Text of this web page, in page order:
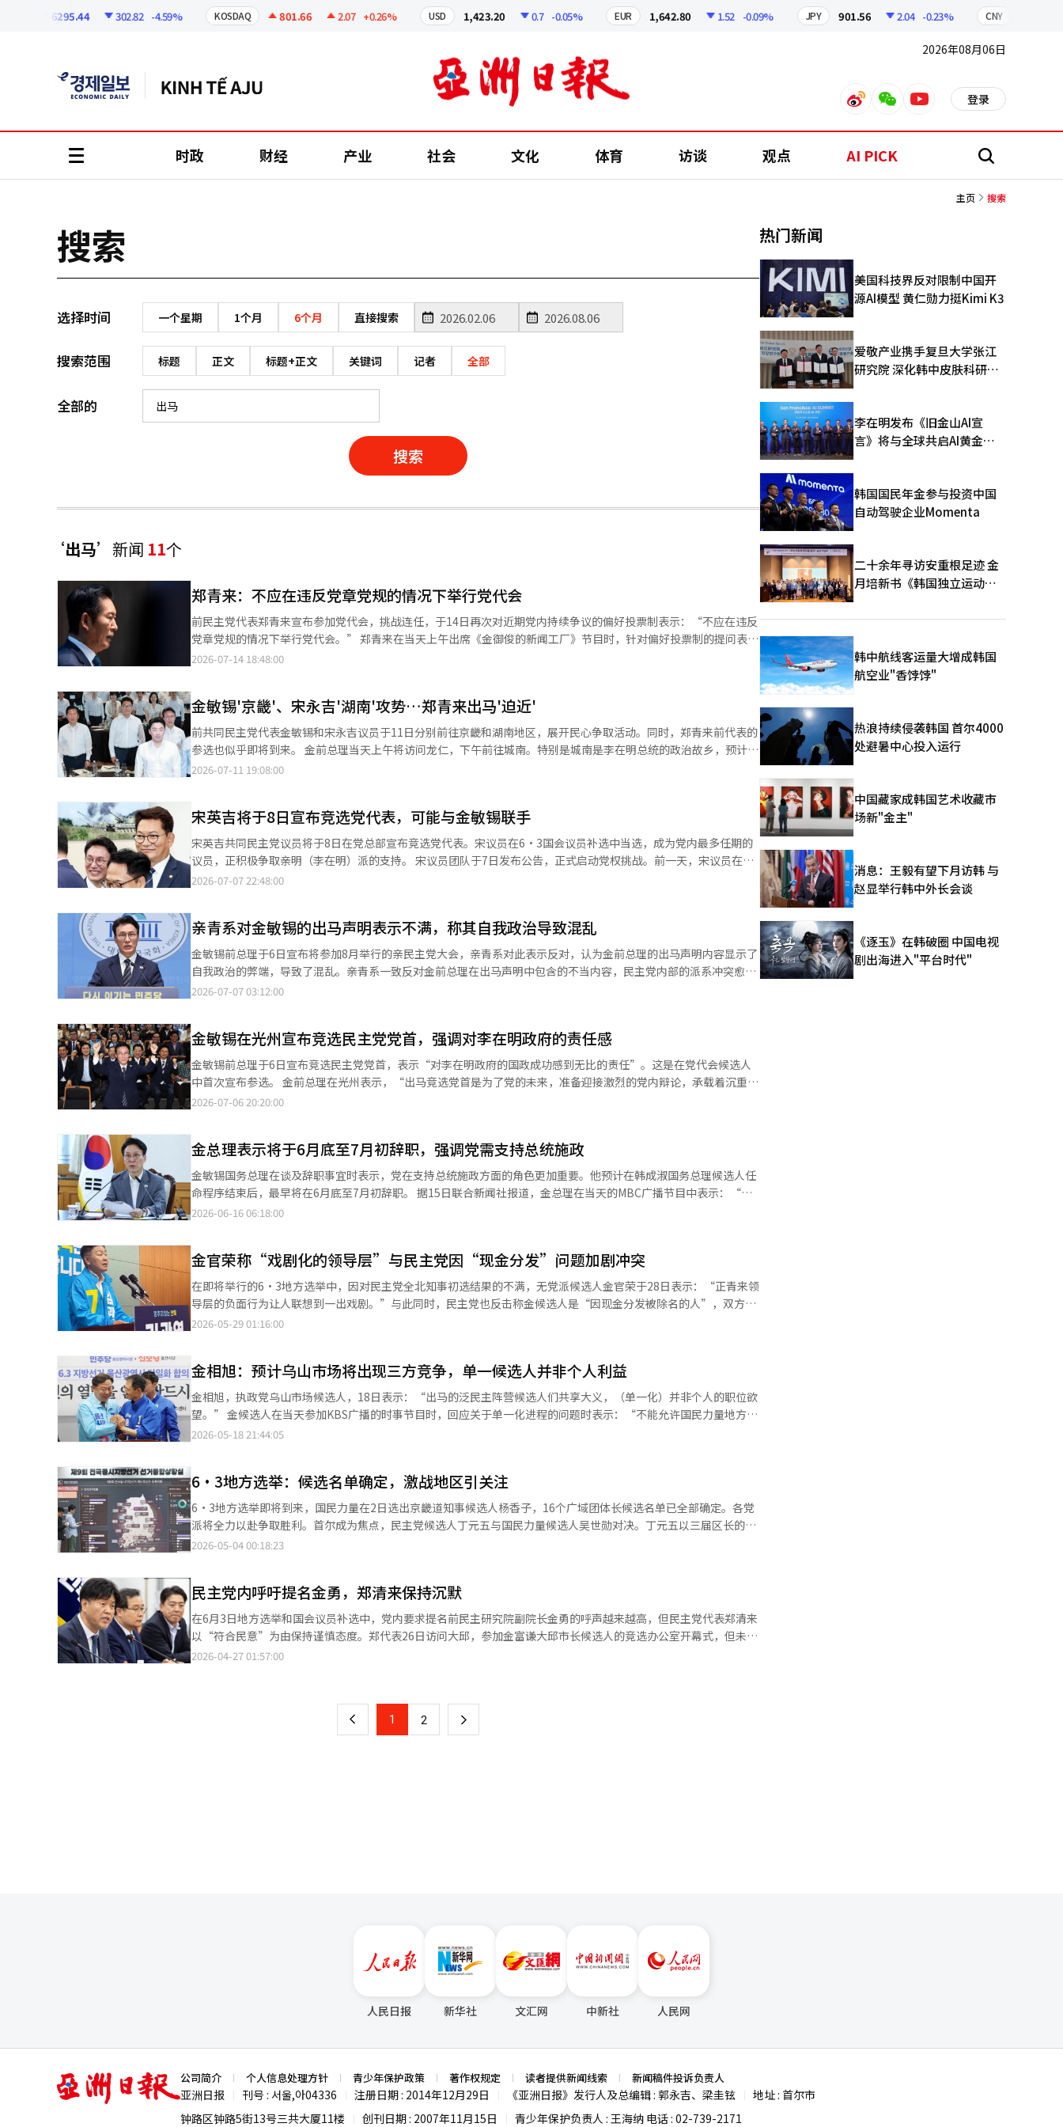
6295.44 302.82 -4.59% KOSDAQ 801.66 2.07 +0.26% USD 1,423.20 0.7 -0.05% EUR 1,642.80 1.52 -0.09% JPY 901.56 2.04 -0.23% CNY
2026年08月06日
weiboweixinyoutube 登录
时政 财经 产业 社会 文化 体育 访谈 观点 AI PICK 搜
主页 搜索
搜索
选择时间 一个星期 1个月 6个月 直接搜索
搜索范围 标题 正文 标题+正文 关键词 记者 全部
全部的
搜索
‘出马’ 新闻 11个
郑青来：不应在违反党章党规的情况下举行党代会
前民主党代表郑青来宣布参加党代会，挑战连任，于14日再次对近期党内持续争议的偏好投票制表示：“不应在违反
党章党规的情况下举行党代会。” 郑青来在当天上午出席《金御俊的新闻工厂》节目时，针对偏好投票制的提问表
示：“如果在这种情况下举行党代会，原告无效诉讼被采纳的可能性很大。在存在这种风险的情况下，不应举行党代
马声明中曾表示：“我将始终支持李在明总统。”他当天也强调了与李总统的关系。 郑青来表示：“在李总统成为总
统之前，我们之间有很多交流，关系非常深厚。我希望这个政府能够成功。如果成功的话，愿意始终支持李总统的人
就是我，郑青来。” 同时，郑青来与竞争对手前总理金敏锡之间的神经战也在持续。 针对金敏锡声称“郑青来推动
与祖国创新党的合并，进行个人政治，导致党政合作混乱”的指控，郑青来反击道：“脱党后帮助他党候选人无党派
出马的人才是个人政治。党政之间没有错位，取得了许多立法成果。” 另外，郑青来表示：“我是一心一意的民主党
生涯，也打算在民主党结束我的政治生涯。我将只关注党心，继续前行。希望党员们也能支持郑青来。”※ 本报道经
人工智能（AI）系统翻译与编辑。
2026-07-14 18:48:00
金敏锡'京畿'、宋永吉'湖南'攻势…郑青来出马'迫近'
前共同民主党代表金敏锡和宋永吉议员于11日分别前往京畿和湖南地区，展开民心争取活动。同时，郑青来前代表的
参选也似乎即将到来。 金前总理当天上午将访问龙仁，下午前往城南。特别是城南是李在明总统的政治故乡，预计将
突出其亲李派候选人的身份。他还计划举行青年座谈会。考虑到最近民主党青年支持率的下降，这被解读为他试图赢
局势。 此次党大会将于下月17日在大田举行。包括金前总理和宋议员在内的高敏贞议员和金宝美前康津县议会议长
已宣布参选。 与此同时，亲李派的金前总理和宋议员可能会联手以制衡有力参选的郑前代表。最近，党内亲李派与亲
青派之间的冲突加剧。 此外，郑前代表的参选也被认为即将到来。候选人注册将于16日起进行两天，预计他将很快
宣布参选。 郑前代表日前出席了在全州举行的全北党务委员会会议，显示出实际候选人的动向。在该活动中，他与金
前总理以党代表候选人的身份获得发言机会，并展开了神经战。 金前总理表示：“在6·3地方选举过程中，虽然经
我们成功选出了地方首长，并在14个基础自治团体中获胜。地方议员的选举也100%当选。” 民主党在地方选举的初
选过程中，因金官英前全北省知事涉嫌散布金钱而立即将其开除，但金前知事对此决定表示反对，选择无党派参选。
相反，李元泽前全北省知事尽管面临餐费报销的指控，仍完成了初选并击败了安浩永议员。对此，安议员在初选过程
中对李知事的党内监察结果表示不满，曾进行绝食抗议，最终被送往急救室接受治疗。 对此，部分人士对公正性提出
质疑。李知事被视为亲青派，而金前知事和安议员则被归类为亲李派，最高委员会在讨论处分时，郑前代表的影响力
2026-07-11 19:08:00
宋英吉将于8日宣布竞选党代表，可能与金敏锡联手
宋英吉共同民主党议员将于8日在党总部宣布竞选党代表。宋议员在6·3国会议员补选中当选，成为党内最多任期的
议员，正积极争取亲明（李在明）派的支持。 宋议员团队于7日发布公告，正式启动党权挑战。前一天，宋议员在国
会国防委员会全体会议上举起竞选宣言的画面被拍到，外界普遍认为其出马已成定局。宋议员的出马将与已表态参选
选前形成联盟，以共同制衡郑前代表。 值得一提的是，此次党大会将引入一人一票制、加权投票和决选制等新变化，
这些都被视为变数。党大会的巡回日程从郑前代表的故乡——忠清地区开始，引发了公正性争议。 ※ 本报道经人工智
能（AI）系统翻译与编辑。
2026-07-07 22:48:00
亲青系对金敏锡的出马声明表示不满，称其自我政治导致混乱
金敏锡前总理于6日宣布将参加8月举行的亲民主党大会，亲青系对此表示反对，认为金前总理的出马声明内容显示了
自我政治的弊端，导致了混乱。亲青系一致反对金前总理在出马声明中包含的不当内容，民主党内部的派系冲突愈发
明显。 据政治界消息，金前总理在宣布参选后，部分亲青系人士对其出马声明内容表示不满。 曾任前代表郑青来时
党员和民众的支持。然而，出马的第一时间却列举了时代错位和脱离现实的言论，令人失望。” 李成允议员也表示，
原本期待金前总理在出马声明中谈及民主党及李在明政府的未来愿景和政策，但却只是指责他人，称这种出马声明令
人感到遗憾。他反问道：“这种指责他人的做法，实际上不是金前总理自己所说的‘自我政治的弊端’和‘党与政府
合作混乱’吗？” 他还批评金前总理在去年12月3日的紧急状态解除投票中为何未参与，并质疑道：“据说在宣布戒
严前与民主党议员通了电话，那他不应该立即赶到国会吗？”※ 本报道经人工智能（AI）系统翻译与编辑。
2026-07-07 03:12:00
金敏锡在光州宣布竞选民主党党首，强调对李在明政府的责任感
金敏锡前总理于6日宣布竞选民主党党首，表示“对李在明政府的国政成功感到无比的责任”。这是在党代会候选人
中首次宣布参选。 金前总理在光州表示，“出马竞选党首是为了党的未来，准备迎接激烈的党内辩论，承载着沉重的
责任感。”他强调，“李在明政府必须成功，只有这样国家、人民、青年和未来才能生存。” 他还指出，“实现李在
党，强大而胜利的民主党。我将负责做到这一点。”他还表示，“将为国政成功、总选胜利和民主的黄金时代作出回
报。” 另外，预计在8月17日于大田举行的党代会上，金前总理、郑前代表以及宋永吉议员将展开激烈竞争。※ 本报
道经人工智能（AI）系统翻译与编辑。
2026-07-06 20:20:00
金总理表示将于6月底至7月初辞职，强调党需支持总统施政
金敏锡国务总理在谈及辞职事宜时表示，党在支持总统施政方面的角色更加重要。他预计在韩成淑国务总理候选人任
命程序结束后，最早将在6月底至7月初辞职。 据15日联合新闻社报道，金总理在当天的MBC广播节目中表示：“支
持总统的施政并为其成功贡献力量是基本任务”，并认为“将这一任务从内阁转移到党内更为必要和高效”。 金总理
看到她的表现非常出色”，并认为她具备推动民生和经济复苏以及实现人工智能转型所需的能力。 关于是否参选8月
的执政党代表，金总理保持沉默。他表示：“在正式回归后再谈出马与否比较合适。” 对于李在明总统近期对执政党
的“责任”强调，金总理表示：“我认为这是希望执政党中的所有责任人都进行反思。”在被问及对郑青来代表的评
价时，他表示：“他在许多重要角色中付出了努力”，但也指出“选举结果未达到预期，这一点是事实，因此在反思
中将进行评价。” 金总理强调，未来党应当“回顾完美的党政一体化和民生实用扩展的路线，理清方向”。 关于中
单点修宪”的个人看法。 金总理回顾过去一年时表示：“感觉像是在急救室工作”，称这一年是为了国家的复兴而四
处奔波。※ 本报道经人工智能（AI）系统翻译与编辑。
2026-06-16 06:18:00
金官荣称“戏剧化的领导层”与民主党因“现金分发”问题加剧冲突
在即将举行的6·3地方选举中，因对民主党全北知事初选结果的不满，无党派候选人金官荣于28日表示：“正青来领
导层的负面行为让人联想到一出戏剧。”与此同时，民主党也反击称金候选人是“因现金分发被除名的人”，双方的
冲突愈演愈烈。 金候选人的选举对策委员会在当天的评论中指出：“正青来领导层针对金官荣的负面行为令人无法容
李元泽候选人及其背后的正青来领导层。” 关于近期引发争议的金候选人与总统李在明之间的事先沟通传闻，金候选
人反问：“金候选人从未说过与总统通话。究竟是谁在巧妙地利用总统参与选举？” 对此，民主党通过发言人韩敏洙
的评论和秘书长赵承来的记者会作出了强烈反应。 韩发言人在当天的评论中表示：“金候选人所犯的现金分发行为绝
对是严重的违法行为，绝不会消失。请不要再将全北的未来与金候选人的政治赌博相交换。今天就道歉并辞职，才是
对全北民众的责任。” 赵秘书长在当天下午与记者见面时也表示：“金候选人是因现金分发被民主党除名的人，他一
2026-05-29 01:16:00
金相旭：预计乌山市场将出现三方竞争，单一候选人并非个人利益
金相旭，执政党乌山市场候选人，18日表示：“出马的泛民主阵营候选人们共享大义，（单一化）并非个人的职位欲
望。” 金候选人在当天参加KBS广播的时事节目时，回应关于单一化进程的问题时表示：“不能允许国民力量地方政
府延续12·3的残余。” 他指出：“个人利益暂时放下，团结大义的讨论过程是（单一化）的动力。”并表示：“将
表示：“预计下周25日至26日左右能向市民展示市场候选人单一化的结果。” 金候选人此前于14日与黄候选人宣布
了单一化。他表示：“我已请求黄名必和金钟勋三人一起进行选举宣传，他们也同意了。”并表示：“将向市民展示
我们在政策、方向和承诺上的统一。” 关于金斗圭国民力量候选人与朴孟宇无党籍候选人的单一化可能性，金候选人
分析称：“本质上很困难。”他解释道：“朴候选人是为了现政权的问题和国民力量阵营的正常化而参选，如果草率
单一化，将失去参选的理由。” 他还表示：“中途单一化是没有名分的单一化。”并预测乌山市场选举将以三方竞争
力量支持者的最后集结将非常强大。”并表示：“地方报纸等在地区内的实际影响力很大，变量很多。”※ 本报道经
人工智能（AI）系统翻译与编辑。
2026-05-18 21:44:05
6·3地方选举：候选名单确定，激战地区引关注
6·3地方选举即将到来，国民力量在2日选出京畿道知事候选人杨香子，16个广域团体长候选名单已全部确定。各党
派将全力以赴争取胜利。首尔成为焦点，民主党候选人丁元五与国民力量候选人吴世勋对决。丁元五以三届区长的行
政经验为优势，吴世勋则以四届市长的稳定性为卖点。改革新党候选人金正哲和正义党候选人权永国也参与竞选。京
民力量候选人秋庆镐对决，釜山则是民主党候选人田载秀与国民力量候选人朴亨俊的较量。其他地区如仁川、大田、
世宗、忠南、忠北、江原、庆北、庆南、蔚山、全南、全北和济州也有激烈竞争，各党派候选人纷纷出马，争取选民
支持。
2026-05-04 00:18:23
民主党内呼吁提名金勇，郑清来保持沉默
在6月3日地方选举和国会议员补选中，党内要求提名前民主研究院副院长金勇的呼声越来越高，但民主党代表郑清来
以“符合民意”为由保持谨慎态度。郑代表26日访问大邱，参加金富谦大邱市长候选人的竞选办公室开幕式，但未对
金勇的提名发表具体意见。他在22日的最高委员会会议上强调，“所有选举的核心战略是符合民意和胜利的观点”。
领导层对金勇的提名保持沉默。在党领导层谨慎行事的同时，要求提名金勇的党内议员人数不断增加。当天，议员安
浩英在社交媒体上强调，“为了补选胜利，金勇必须出马”。被称为李在明总统心腹的金勇公开要求在此次补选中获
得京畿道安山甲的提名。他前一天在社交媒体上表示，“最近电视节目运气不错，希望提名运气也会到来”。据金勇
2026-04-27 01:57:00
上 1 2 下
热门新闻
美国科技界反对限制中国开
源AI模型 黄仁勋力挺Kimi K3
爱敬产业携手复旦大学张江
研究院 深化韩中皮肤科研合
李在明发布《旧金山AI宣
言》将与全球共启AI黄金时
韩国国民年金参与投资中国
自动驾驶企业Momenta
二十余年寻访安重根足迹 金
月培新书《韩国独立运动圣
版
韩中航线客运量大增成韩国
航空业"香饽饽"
热浪持续侵袭韩国 首尔4000
处避暑中心投入运行
中国藏家成韩国艺术收藏市
场新"金主"
消息：王毅有望下月访韩 与
赵显举行韩中外长会谈
《逐玉》在韩破圈 中国电视
剧出海进入"平台时代"
人民日报 新华社 文汇网 中新社 人民网
亚
洲
日
公司简介 个人信息处理方针 青少年保护政策 著作权规定 读者提供新闻线索 新闻稿件投诉负责人
亚洲日报 刊号 : 서울,아04336 注册日期 : 2014年12月29日 《亚洲日报》发行人及总编辑 : 郭永吉、梁圭铉
地址 : 首尔市
钟路区钟路5街13号三共大厦11楼
创刊日期 : 2007年11月15日 青少年保护负责人 : 王海纳 电话 : 02-739-2171